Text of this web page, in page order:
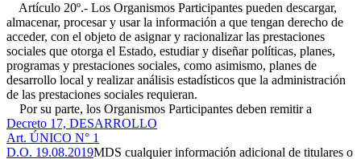
Artículo 20º.- Los Organismos Participantes pueden descargar,
almacenar, procesar y usar la información a que tengan derecho de
acceder, con el objeto de asignar y racionalizar las prestaciones
sociales que otorga el Estado, estudiar y diseñar políticas, planes,
programas y prestaciones sociales, como asimismo, planes de
desarrollo local y realizar análisis estadísticos que la administración
de las prestaciones sociales requieran.
Por su parte, los Organismos Participantes deben remitir a
Decreto 17, DESARROLLO
Art. ÚNICO N° 1
D.O. 19.08.2019MDS cualquier información adicional de titulares o